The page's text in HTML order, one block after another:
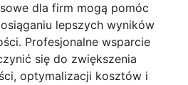
dla firm mogą pomóc
lepszych wyników
Profesjonalne wsparcie
się do zwiększenia
optymalizacji kosztów i